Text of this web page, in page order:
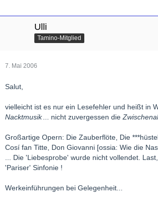
Ulli
Tamino-Mitglied
7. Mai 2006
Salut,
vielleicht ist es nur ein Lesefehler und heißt in
Nacktmusik
... nicht zuvergessen die
Großartige Opern: Die Zauberflöte, Die
Cosí fan Titte, Don Giovanni [ossia: Wie die
... Die 'Liebesprobe' wurde nicht vollendet.
'Pariser' Sinfonie !
Werkeinführungen bei Gelegenheit...